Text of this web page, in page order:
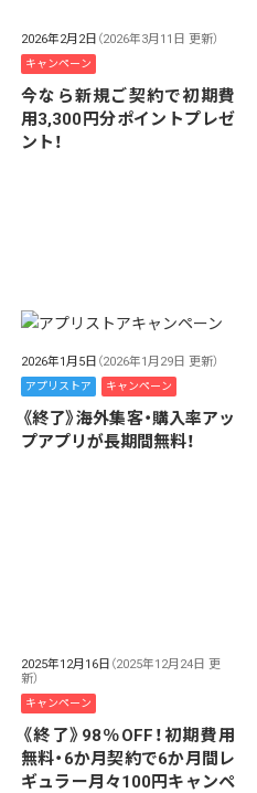
2026年2月2日 （2026年3月11日 更新）
キャンペーン
今なら新規ご契約で初期費
用3,300円分ポイントプレゼ
ント！
2026年1月5日 （2026年1月29日 更新）
アプリストア キャンペーン
《終了》海外集客・購入率アッ
プアプリが長期間無料！
2025年12月16日 （2025年12月24日 更
新）
キャンペーン
《終了》98％OFF！初期費用
無料・6か月契約で6か月間レ
ギュラー月々100円キャンペ